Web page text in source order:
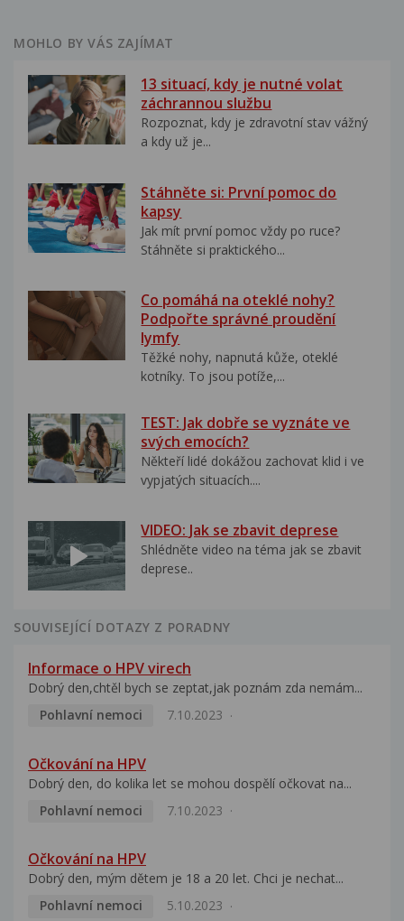
MOHLO BY VÁS ZAJÍMAT
13 situací, kdy je nutné volat
záchrannou službu
Rozpoznat, kdy je zdravotní stav vážný
a kdy už je...
Stáhněte si: První pomoc do
kapsy
Jak mít první pomoc vždy po ruce?
Stáhněte si praktického...
Co pomáhá na oteklé nohy?
Podpořte správné proudění
lymfy
Těžké nohy, napnutá kůže, oteklé
kotníky. To jsou potíže,...
TEST: Jak dobře se vyznáte ve
svých emocích?
Někteří lidé dokážou zachovat klid i ve
vypjatých situacích....
VIDEO: Jak se zbavit deprese
Shlédněte video na téma jak se zbavit
deprese..
SOUVISEJÍCÍ DOTAZY Z PORADNY
Informace o HPV virech
Dobrý den,chtěl bych se zeptat,jak poznám zda nemám...
Pohlavní nemoci
7.10.2023
Očkování na HPV
Dobrý den, do kolika let se mohou dospělí očkovat na...
Pohlavní nemoci
7.10.2023
Očkování na HPV
Dobrý den, mým dětem je 18 a 20 let. Chci je nechat...
Pohlavní nemoci
5.10.2023